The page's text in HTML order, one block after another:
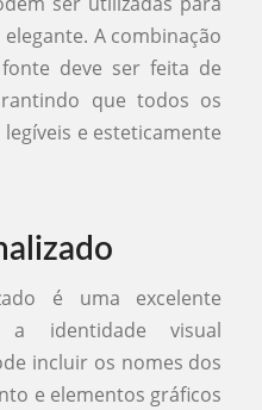
A combinação
deve ser feita de
que todos os
e esteticamente
é uma excelente
identidade visual
incluir os nomes dos
e elementos gráficos